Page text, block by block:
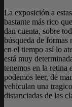
La exposición a
bastante más rico
dan cuenta, sobre
búsqueda de formas
en el tiempo así lo
está muy
tenemos en la retina
podemos leer, de
vehiculan una
distanciadas de las